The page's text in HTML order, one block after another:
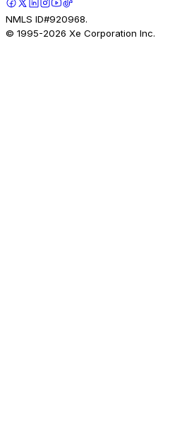
NMLS ID#920968.
© 1995-2026 Xe Corporation Inc.